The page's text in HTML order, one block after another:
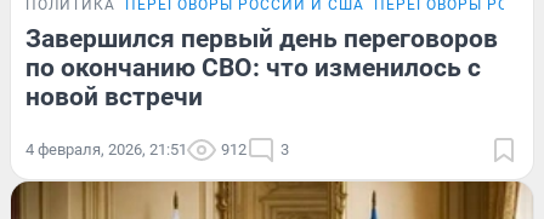
ПОЛИТИКА ПЕРЕГОВОРЫ РОССИИ И США ПЕРЕГОВОРЫ
Завершился первый день переговоров
по окончанию СВО: что изменилось с
новой встречи
4 февраля, 2026, 21:51 912 3